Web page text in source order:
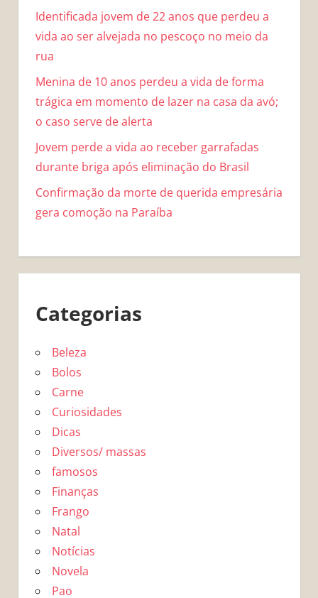
Identificada jovem de 22 anos que perdeu a
vida ao ser alvejada no pescoço no meio da
rua
Menina de 10 anos perdeu a vida de forma
trágica em momento de lazer na casa da avó;
o caso serve de alerta
Jovem perde a vida ao receber garrafadas
durante briga após eliminação do Brasil
Confirmação da morte de querida empresária
gera comoção na Paraíba
Categorias
Beleza
Bolos
Carne
Curiosidades
Dicas
Diversos/ massas
famosos
Finanças
Frango
Natal
Notícias
Novela
Pao